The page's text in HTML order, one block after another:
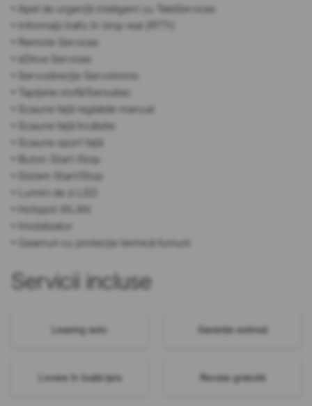
• Apel de urgență inteligent cu TeleServices
• Informații trafic în timp real (RTTI)
• Remote Services
• eDrive Services
• Servodirecție Servotronic
• Tapițerie stofă/Sensatec
• Scaune față reglabile manual
• Scaune față încălzite
• Scaune sport față
• Buton Start-Stop
• Sistem Start/Stop
• Lumini de zi LED
• Hotspot WLAN
• Imobilizator
• Geamuri cu protecție termică fumurii
Servicii incluse
Leasing auto Garanție extinsă
Livrare în toată țara Revizie gratuită